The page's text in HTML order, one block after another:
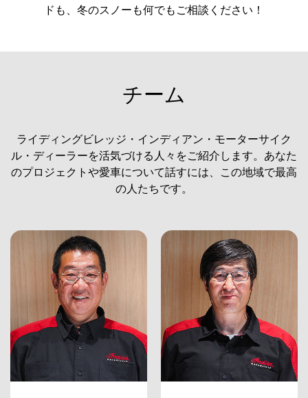
ドも、冬のスノーも何でもご相談ください！
チーム
ライディングビレッジ・インディアン・モーターサイク
ル・ディーラーを活気づける人々をご紹介します。あなた
のプロジェクトや愛車について話すには、この地域で最高
の人たちです。